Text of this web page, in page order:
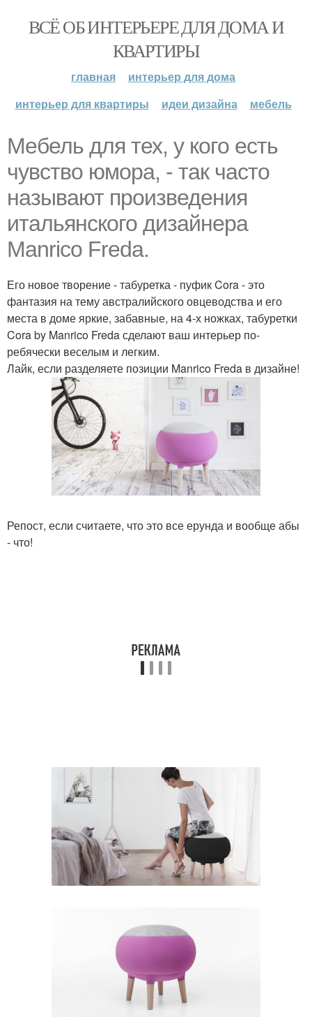
ВСЁ ОБ ИНТЕРЬЕРЕ ДЛЯ ДОМА И
КВАРТИРЫ
главная
интерьер для дома
интерьер для квартиры
идеи дизайна мебель
Мебель для тех, у кого есть
чувство юмора, - так часто
называют произведения
итальянского дизайнера
Manrico Freda.
Его новое творение - табуретка - пуфик Cora - это
фантазия на тему австралийского овцеводства и его
места в доме яркие, забавные, на 4-х ножках, табуретки
Cora by Manrico Freda сделают ваш интерьер по-
ребячески веселым и легким.
Лайк, если разделяете позиции Manrico Freda в дизайне!
Репост, если считаете, что это все ерунда и вообще абы
- что!